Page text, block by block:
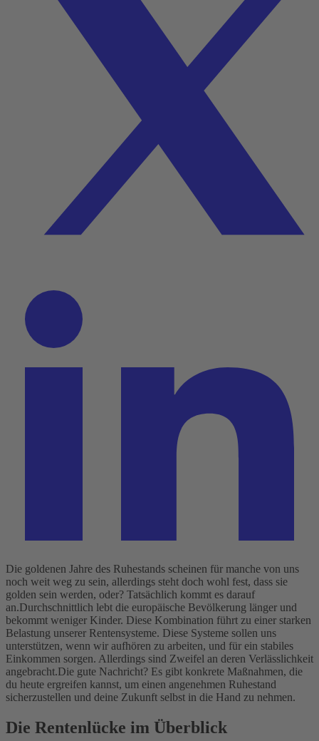
Die goldenen Jahre des Ruhestands scheinen für manche von uns
noch weit weg zu sein, allerdings steht doch wohl fest, dass sie
golden sein werden, oder? Tatsächlich kommt es darauf
an.Durchschnittlich lebt die europäische Bevölkerung länger und
bekommt weniger Kinder. Diese Kombination führt zu einer starken
Belastung unserer Rentensysteme. Diese Systeme sollen uns
unterstützen, wenn wir aufhören zu arbeiten, und für ein stabiles
Einkommen sorgen. Allerdings sind Zweifel an deren Verlässlichkeit
angebracht.Die gute Nachricht? Es gibt konkrete Maßnahmen, die
du heute ergreifen kannst, um einen angenehmen Ruhestand
sicherzustellen und deine Zukunft selbst in die Hand zu nehmen.
Die Rentenlücke im Überblick